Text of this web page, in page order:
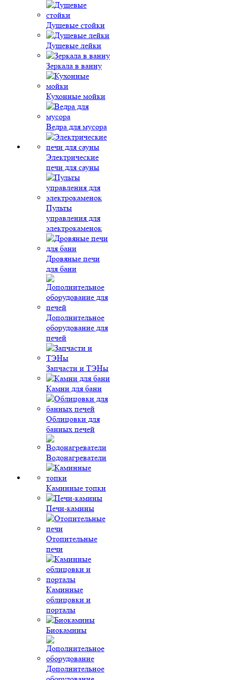
Душевые стойки
Душевые лейки
Зеркала в ванну
Кухонные мойки
Ведра для мусора
Электрические
печи для сауны
Пульты
управления для
электрокаменок
Дровяные печи
для бани
Дополнительное
оборудование для
печей
Запчасти и ТЭНы
Камни для бани
Облицовки для
банных печей
Водонагреватели
Каминные топки
Печи-камины
Отопительные
печи
Каминные
облицовки и
порталы
Биокамины
Дополнительное